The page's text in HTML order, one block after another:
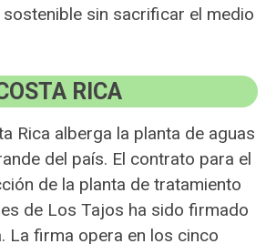
sin sacrificar el medio
RICA
Rica alberga la planta de aguas
del país. El contrato para el
de la planta de tratamiento
de Los Tajos ha sido firmado
La firma opera en los cinco